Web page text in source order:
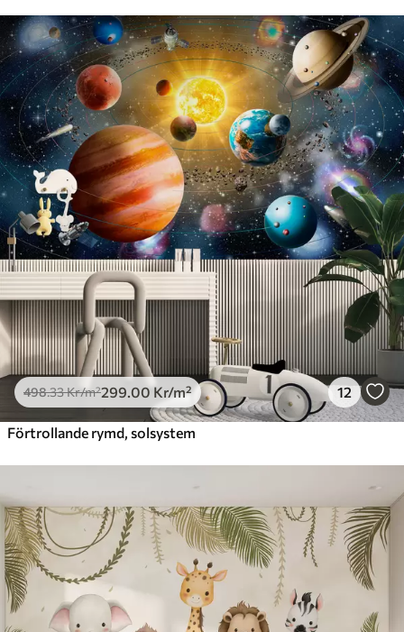
498.33Kr/m²299 .00 Kr/m² 12
Förtrollande rymd, solsystem